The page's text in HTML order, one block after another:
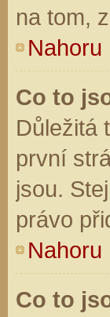
na tom,
Nahoru
Co to
Důležitá
první
jsou.
právo
Nahoru
Co to